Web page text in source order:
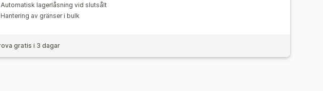
Automatisk lagerlåsning vid slutsålt
Hantering av gränser i bulk
gratis i 3 dagar